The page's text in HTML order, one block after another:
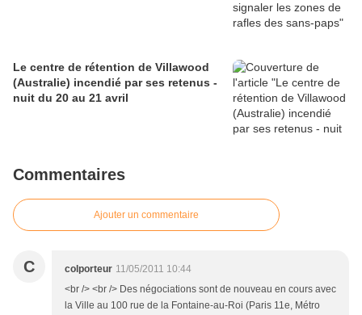
Le centre de rétention de Villawood
(Australie) incendié par ses retenus -
nuit du 20 au 21 avril
Commentaires
Ajouter un commentaire
C colporteur 11/05/2011 10:44
<br /> <br /> Des négociations sont de nouveau en cours avec
la Ville au 100 rue de la Fontaine-au-Roi (Paris 11e, Métro